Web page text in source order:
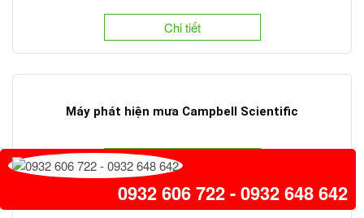
Chi tiết
Máy phát hiện mưa Campbell Scientific
Chi tiết
0932 606 722 - 0932 648 642